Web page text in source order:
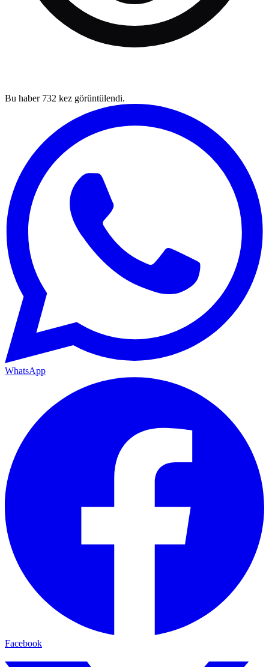
Bu haber 732 kez görüntülendi.
WhatsApp
Facebook